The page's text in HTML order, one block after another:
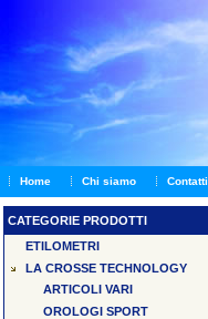
Home Chi siamo Contatti
CATEGORIE PRODOTTI
ETILOMETRI
LA CROSSE TECHNOLOGY
ARTICOLI VARI
OROLOGI SPORT